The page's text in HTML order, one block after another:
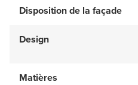
Disposition de la façade
Design
Matières